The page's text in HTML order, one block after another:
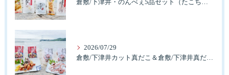
倉敷/下津井・のんべぇ5品セット（たこちく、たこ玉、味付のり、串酢だこ、味付けけやわらか真だこチーズ）3歳のお子様も大好きなんですよ。
2026/07/29
倉敷/下津井カット真だこ＆倉敷/下津井真だこ唐揚げ・セット人気です。